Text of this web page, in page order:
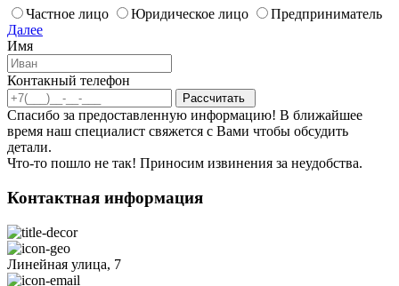
Частное лицо Юридическое лицо
Предприниматель
Далее
Имя
Контакный телефон
Спасибо за предоставленную информацию! В ближайшее
время наш специалист свяжется с Вами чтобы обсудить
детали.
Что-то пошло не так! Приносим извинения за неудобства.
Контактная информация
Линейная улица, 7